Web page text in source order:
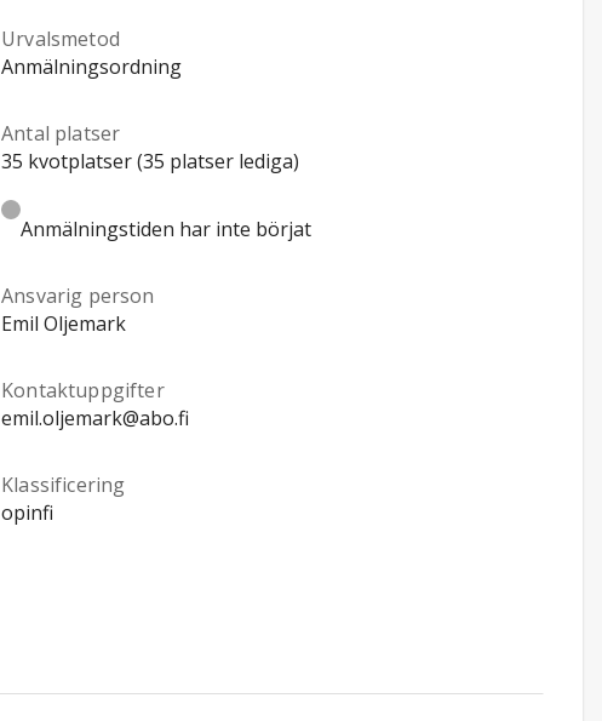
Urvalsmetod
Anmälningsordning
Antal platser
35 kvotplatser (35 platser lediga)
Anmälningstiden har inte börjat
Ansvarig person
Emil Oljemark
Kontaktuppgifter
emil.oljemark@abo.fi
Klassificering
opinfi